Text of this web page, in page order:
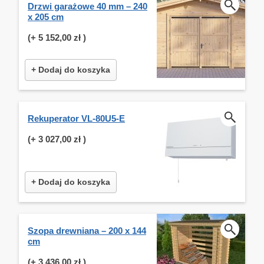
Drzwi garażowe 40 mm – 240
x 205 cm
(+ 5 152,00 zł )
+ Dodaj do koszyka
Rekuperator VL-80U5-E
(+ 3 027,00 zł )
+ Dodaj do koszyka
Szopa drewniana – 200 x 144
cm
(+ 3 436,00 zł )